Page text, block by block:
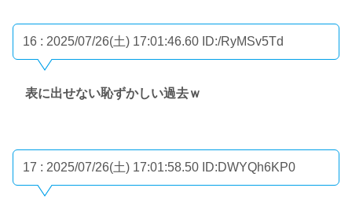
16 : 2025/07/26(土) 17:01:46.60 ID:/RyMSv5Td
表に出せない恥ずかしい過去ｗ
17 : 2025/07/26(土) 17:01:58.50 ID:DWYQh6KP0